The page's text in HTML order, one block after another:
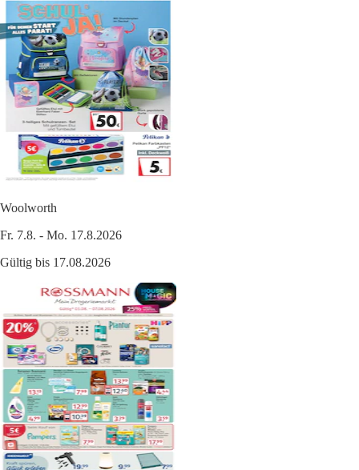
Woolworth
Fr. 7.8. - Mo. 17.8.2026
Gültig bis 17.08.2026